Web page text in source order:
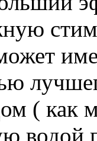
( как
водой